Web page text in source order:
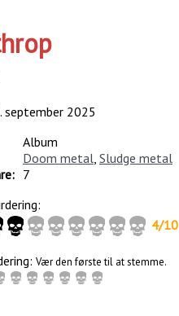
september 2025
Album
Doom metal, Sludge metal
7
4/10
Vær den første til at stemme.